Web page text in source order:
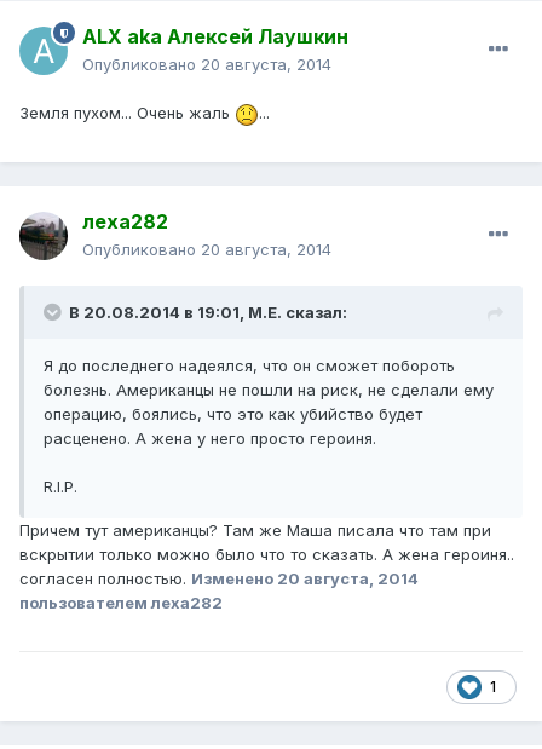
ALX aka Алексей Лаушкин
Опубликовано 20 августа, 2014
Земля пухом... Очень жаль ...
леха282
Опубликовано 20 августа, 2014
В 20.08.2014 в 19:01, М.Е. сказал:
Я до последнего надеялся, что он сможет побороть
болезнь. Американцы не пошли на риск, не сделали ему
операцию, боялись, что это как убийство будет
расценено. А жена у него просто героиня.
R.I.P.
Причем тут американцы? Там же Маша писала что там при
вскрытии только можно было что то сказать. А жена героиня..
согласен полностью. Изменено 20 августа, 2014
пользователем леха282
1